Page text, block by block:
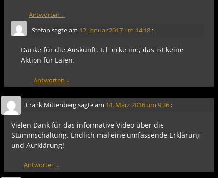
Antworten ↓
Stefan sagte am 12. Januar 2017 um 14:18 :
Danke für die Auskunft. Ich erkenne, das ist keine
Aktion für Laien.
Antworten ↓
Frank Mittenbergsagte am 14. März 2016 um 9:36 :
Vielen Dank für das informative Video über die
Stummschaltung. Endlich mal eine umfassende Erklärung
und Aufklärung!
Antworten ↓